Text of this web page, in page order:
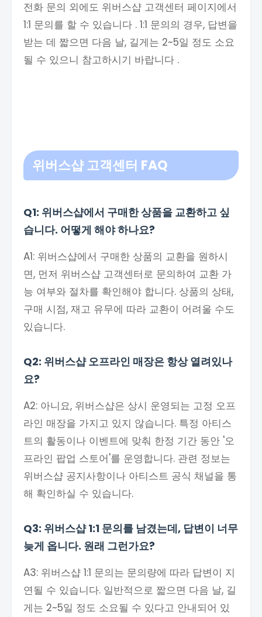
전화 문의 외에도 위버스샵 고객센터 페이지에서
1:1 문의를 할 수 있습니다 . 1:1 문의의 경우, 답변을
받는 데 짧으면 다음 날, 길게는 2~5일 정도 소요
될 수 있으니 참고하시기 바랍니다 .
위버스샵 고객센터 FAQ
Q1: 위버스샵에서 구매한 상품을 교환하고 싶
습니다. 어떻게 해야 하나요?
A1: 위버스샵에서 구매한 상품의 교환을 원하시
면, 먼저 위버스샵 고객센터로 문의하여 교환 가
능 여부와 절차를 확인해야 합니다. 상품의 상태,
구매 시점, 재고 유무에 따라 교환이 어려울 수도
있습니다.
Q2: 위버스샵 오프라인 매장은 항상 열려있나
요?
A2: 아니요, 위버스샵은 상시 운영되는 고정 오프
라인 매장을 가지고 있지 않습니다. 특정 아티스
트의 활동이나 이벤트에 맞춰 한정 기간 동안 '오
프라인 팝업 스토어'를 운영합니다. 관련 정보는
위버스샵 공지사항이나 아티스트 공식 채널을 통
해 확인하실 수 있습니다.
Q3: 위버스샵 1:1 문의를 남겼는데, 답변이 너무
늦게 옵니다. 원래 그런가요?
A3: 위버스샵 1:1 문의는 문의량에 따라 답변이 지
연될 수 있습니다. 일반적으로 짧으면 다음 날, 길
게는 2~5일 정도 소요될 수 있다고 안내되어 있